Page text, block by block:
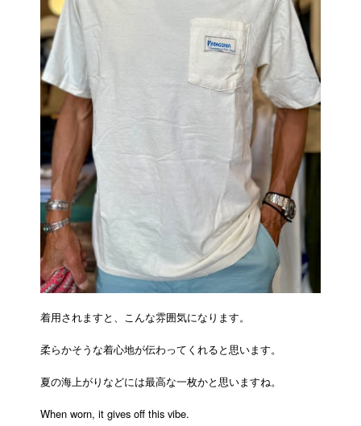
着用されますと、こんな雰囲気になります。
柔らかそうな着心地が伝わってくれると思います。
夏の海上がりなどには最高な一枚かと思いますね。
When worn, it gives off this vibe.